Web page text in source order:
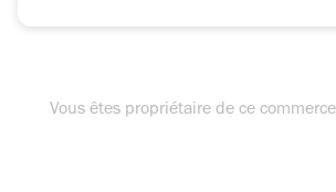
Vous êtes propriétaire de ce